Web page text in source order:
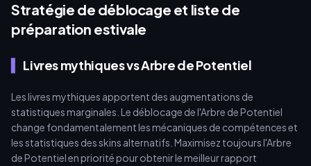
Stratégie de déblocage et liste de
préparation estivale
Livres mythiques vs Arbre de Potentiel
Les livres mythiques apportent des augmentations de
statistiques marginales. Le déblocage de l'Arbre de Potentiel
change fondamentalement les mécaniques de compétences et
les statistiques des skins alternatifs. Maximisez toujours l'Arbre
de Potentiel en priorité pour obtenir le meilleur rapport